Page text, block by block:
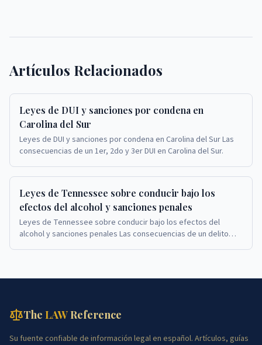
Artículos Relacionados
Leyes de DUI y sanciones por condena en
Carolina del Sur
Leyes de DUI y sanciones por condena en Carolina del Sur Las
consecuencias de un 1er, 2do y 3er DUI en Carolina del Sur.
Leyes de Tennessee sobre conducir bajo los
efectos del alcohol y sanciones penales
Leyes de Tennessee sobre conducir bajo los efectos del
alcohol y sanciones penales Las consecuencias de un delito
The LAWReference
Su fuente confiable de información legal en español. Artículos, guías